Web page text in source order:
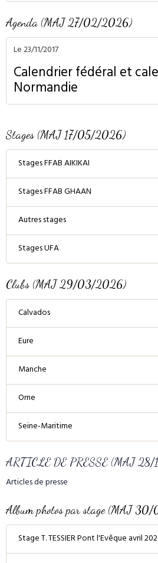
Agenda (MAJ 27/02/2026)
Le 23/11/2017
Calendrier fédéral et
Normandie
Stages (MAJ 17/05/2026)
Stages FFAB AIKIKAI
Stages FFAB GHAAN
Autres stages
Stages UFA
Clubs (MAJ 29/03/2026)
Calvados
Eure
Manche
Orne
Seine-Maritime
ARTICLE DE PRESSE (MAJ
Articles de presse
Album photos par stage (MAJ
Stage T. TESSIER Pont l'Evêque avril